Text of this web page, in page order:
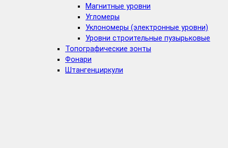
Магнитные уровни
Угломеры
Уклономеры (электронные уровни)
Уровни строительные пузырьковые
Топографические зонты
Фонари
Штангенциркули